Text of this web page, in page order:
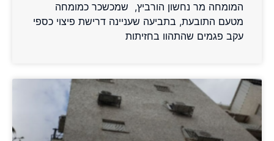
המומחה מר נחשון הורביץ, שמכשכר כמומחה
מטעם התובעת, בתביעה שעניינה דרישת פיצוי כספי
עקב פגמים שהתהוו בחזיתות